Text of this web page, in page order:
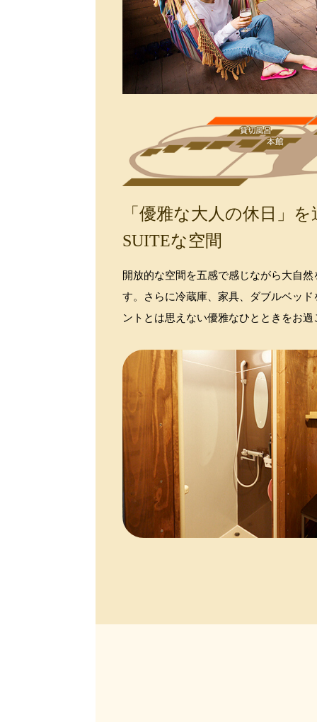
「優雅な大人の休日」
SUITEな空間
開放的な空間を五感で感じながら大自
す。さらに冷蔵庫、家具、ダブルベッ
ントとは思えない優雅なひとときをお